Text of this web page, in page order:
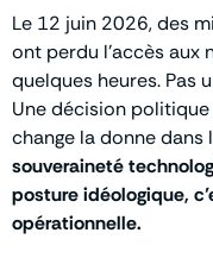
Le 12 juin 2026, des
ont perdu l’accès aux
quelques heures. Pas
Une décision
change la donne dans
souveraineté
posture idéologique,
opérationnelle.